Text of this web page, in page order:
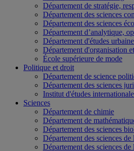
Département de stratégie,
Département des sciences
Département des sciences
Département d’analytique,
Département d'études
Département d'organisation
École supérieure de mode
Politique et droit
Département de science
Département des sciences
Institut d'études
Sciences
Département de chimie
Département de
Département des sciences
Département des sciences
Département des sciences